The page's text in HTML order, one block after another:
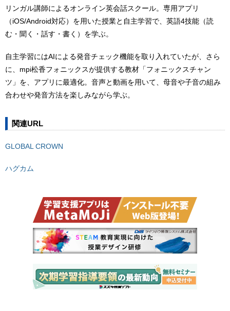
リンガル講師によるオンライン英会話スクール。専用アプリ
（iOS/Android対応）を用いた授業と自主学習で、英語4技能（読
む・聞く・話す・書く）を学ぶ。
自主学習にはAIによる発音チェック機能を取り入れていたが、さら
に、mpi松香フォニックスが提供する教材「フォニックスチャン
ツ」を、アプリに最適化。音声と動画を用いて、母音や子音の組み
合わせや発音方法を楽しみながら学ぶ。
関連URL
GLOBAL CROWN
ハグカム